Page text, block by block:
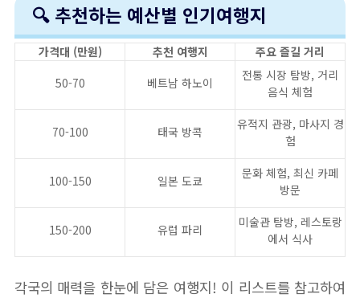
🔍 추천하는 예산별 인기여행지
가격대 (만원) 추천 여행지
주요 즐길 거리
50-70
베트남 하노이
전통 시장 탐방, 거리
음식 체험
70-100 태국 방콕
유적지 관광, 마사지 경
험
100-150 일본 도쿄
문화 체험, 최신 카페
방문
150-200 유럽 파리
미술관 탐방, 레스토랑
에서 식사
각국의 매력을 한눈에 담은 여행지! 이 리스트를 참고하여